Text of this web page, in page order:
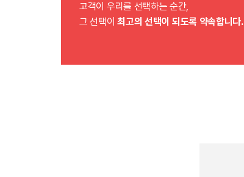
고객이 우리를 선택하는 순간,
그 선택이최고의 선택이 되도록 약속합니다.